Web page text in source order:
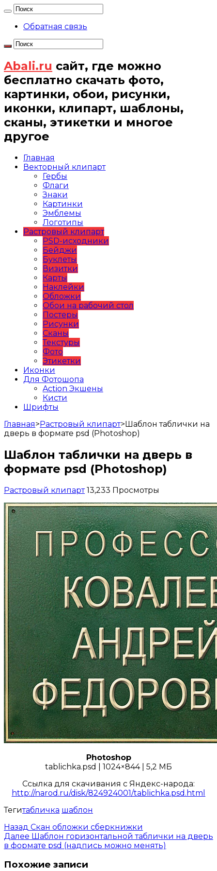
Обратная связь
Abali.ru сайт, где можно
бесплатно скачать фото,
картинки, обои, рисунки,
иконки, клипарт, шаблоны,
сканы, этикетки и многое
другое
Главная
Векторный клипарт
Гербы
Флаги
Знаки
Картинки
Эмблемы
Логотипы
Растровый клипарт
PSD-исходники
Бейджи
Буклеты
Визитки
Карты
Наклейки
Обложки
Обои на рабочий стол
Постеры
Рисунки
Сканы
Текстуры
Фото
Этикетки
Иконки
Для Фотошопа
Action Экшены
Кисти
Шрифты
Главная>Растровый клипарт>Шаблон таблички на
дверь в формате psd (Photoshop)
Шаблон таблички на дверь в
формате psd (Photoshop)
Растровый клипарт 13,233 Просмотры
Photoshop
tablichka.psd | 1024×844 | 5,2 МБ
Ссылка для скачивания с Яндекс-народа:
http://narod.ru/disk/824924001/tablichka.psd.html
Тегитабличка шаблон
Назад Скан обложки сберкнижки
Далее Шаблон горизонтальной таблички на дверь
в формате psd (надпись можно менять)
Похожие записи